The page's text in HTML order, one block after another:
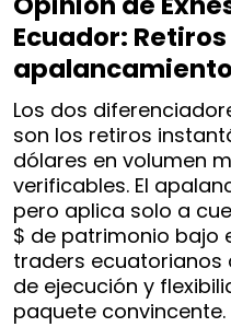
Ecuador:
Los dos
son los retiros
dólares en volumen
verificables. El
pero aplica solo a
$ de patrimonio bajo
traders ecuatorianos
de ejecución y
paquete convincente.